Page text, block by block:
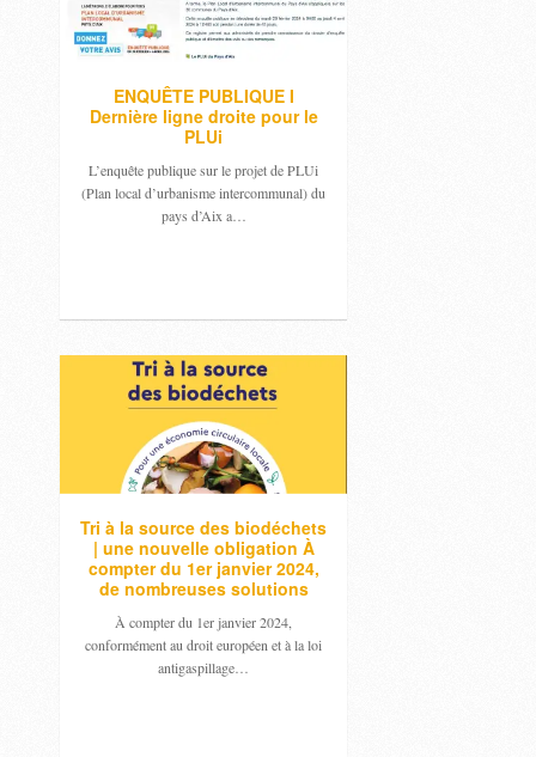
ENQUÊTE PUBLIQUE I
Dernière ligne droite pour le
PLUi
L’enquête publique sur le projet de PLUi
(Plan local d’urbanisme intercommunal) du
pays d’Aix a…
Tri à la source des biodéchets
| une nouvelle obligation À
compter du 1er janvier 2024,
de nombreuses solutions
À compter du 1er janvier 2024,
conformément au droit européen et à la loi
antigaspillage…